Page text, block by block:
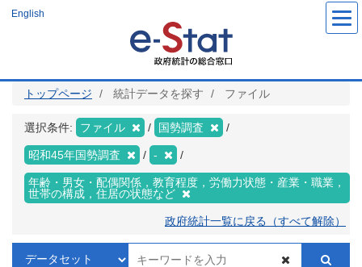
ツ
English
トップページ 統計データを探す ファイル
選択条件: ファイル 国勢調査
昭和45年国勢調査 -
年齢・男女・配偶関係，教育程度，労働力状態・産業・職業，
世帯の構成，住居の状態など
政府統計一覧に戻る（すべて解除）